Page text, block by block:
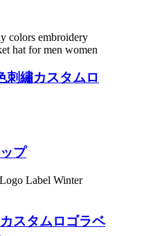
刺繡カスタムロ
プ
スタムロゴラベ